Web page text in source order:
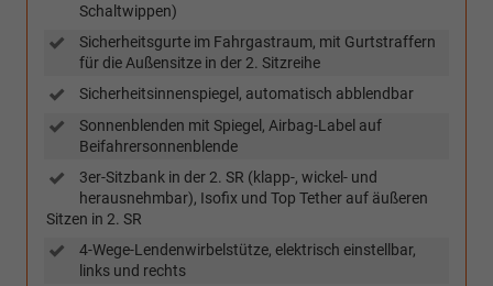
Schaltwippen)
Sicherheitsgurte im Fahrgastraum, mit Gurtstraffern
für die Außensitze in der 2. Sitzreihe
Sicherheitsinnenspiegel, automatisch abblendbar
Sonnenblenden mit Spiegel, Airbag-Label auf
Beifahrersonnenblende
3er-Sitzbank in der 2. SR (klapp-, wickel- und
herausnehmbar), Isofix und Top Tether auf äußeren
Sitzen in 2. SR
4-Wege-Lendenwirbelstütze, elektrisch einstellbar,
links und rechts